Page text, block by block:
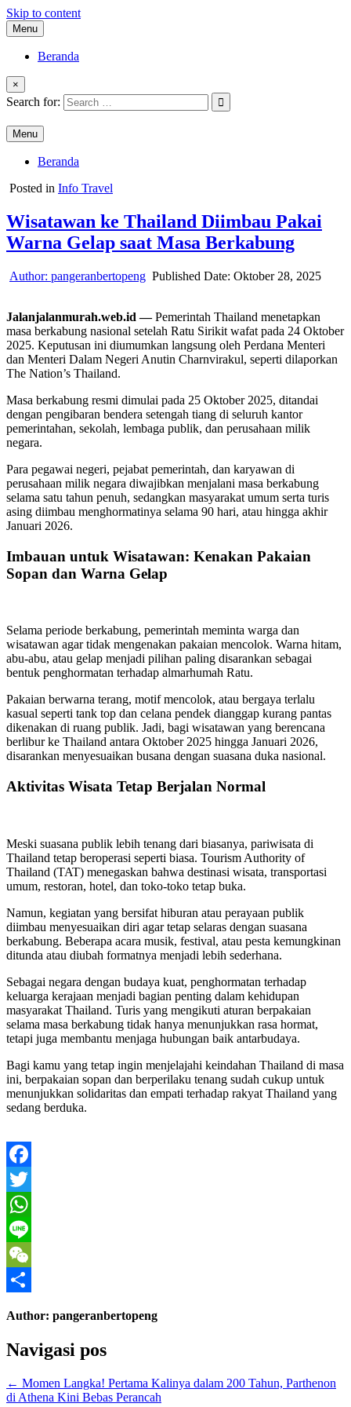
Skip to content
Menu
Beranda
×
Search for:
Menu
Beranda
Posted in Info Travel
Wisatawan ke Thailand Diimbau Pakai
Warna Gelap saat Masa Berkabung
Author: pangeranbertopeng Published Date: Oktober 28, 2025
Jalanjalanmurah.web.id —Pemerintah Thailand menetapkan
masa berkabung nasional setelah Ratu Sirikit wafat pada 24 Oktober
2025. Keputusan ini diumumkan langsung oleh Perdana Menteri
dan Menteri Dalam Negeri Anutin Charnvirakul, seperti dilaporkan
The Nation’s Thailand.
Masa berkabung resmi dimulai pada 25 Oktober 2025, ditandai
dengan pengibaran bendera setengah tiang di seluruh kantor
pemerintahan, sekolah, lembaga publik, dan perusahaan milik
negara.
Para pegawai negeri, pejabat pemerintah, dan karyawan di
perusahaan milik negara diwajibkan menjalani masa berkabung
selama satu tahun penuh, sedangkan masyarakat umum serta turis
asing diimbau menghormatinya selama 90 hari, atau hingga akhir
Januari 2026.
Imbauan untuk Wisatawan: Kenakan Pakaian
Sopan dan Warna Gelap
Selama periode berkabung, pemerintah meminta warga dan
wisatawan agar tidak mengenakan pakaian mencolok. Warna hitam,
abu-abu, atau gelap menjadi pilihan paling disarankan sebagai
bentuk penghormatan terhadap almarhumah Ratu.
Pakaian berwarna terang, motif mencolok, atau bergaya terlalu
kasual seperti tank top dan celana pendek dianggap kurang pantas
dikenakan di ruang publik. Jadi, bagi wisatawan yang berencana
berlibur ke Thailand antara Oktober 2025 hingga Januari 2026,
disarankan menyesuaikan busana dengan suasana duka nasional.
Aktivitas Wisata Tetap Berjalan Normal
Meski suasana publik lebih tenang dari biasanya, pariwisata di
Thailand tetap beroperasi seperti biasa. Tourism Authority of
Thailand (TAT) menegaskan bahwa destinasi wisata, transportasi
umum, restoran, hotel, dan toko-toko tetap buka.
Namun, kegiatan yang bersifat hiburan atau perayaan publik
diimbau menyesuaikan diri agar tetap selaras dengan suasana
berkabung. Beberapa acara musik, festival, atau pesta kemungkinan
ditunda atau diubah formatnya menjadi lebih sederhana.
Sebagai negara dengan budaya kuat, penghormatan terhadap
keluarga kerajaan menjadi bagian penting dalam kehidupan
masyarakat Thailand. Turis yang mengikuti aturan berpakaian
selama masa berkabung tidak hanya menunjukkan rasa hormat,
tetapi juga membantu menjaga hubungan baik antarbudaya.
Bagi kamu yang tetap ingin menjelajahi keindahan Thailand di masa
ini, berpakaian sopan dan berperilaku tenang sudah cukup untuk
menunjukkan solidaritas dan empati terhadap rakyat Thailand yang
sedang berduka.
Facebook
Twitter
WhatsApp
Line
WeChat
Author: pangeranbertopeng
Navigasi pos
← Momen Langka! Pertama Kalinya dalam 200 Tahun, Parthenon
di Athena Kini Bebas Perancah